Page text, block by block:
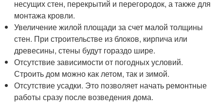
несущих стен, перекрытий и перегородок, а также для
монтажа кровли.
Увеличение жилой площади за счет малой толщины
стен. При строительстве из блоков, кирпича или
древесины, стены будут гораздо шире.
Отсутствие зависимости от погодных условий.
Строить дом можно как летом, так и зимой.
Отсутствие усадки. Это позволяет начать ремонтные
работы сразу после возведения дома.